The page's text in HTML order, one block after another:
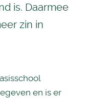
is. Daarmee
zin in
en is er